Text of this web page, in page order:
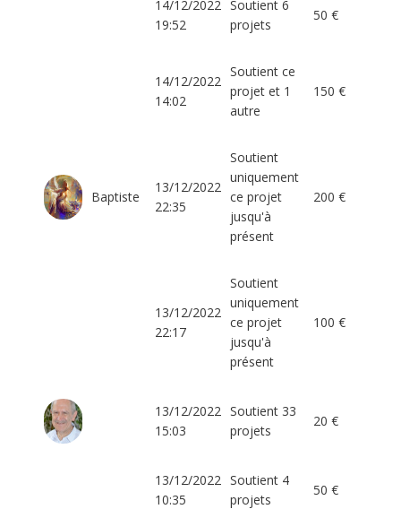
14/12/2022
19:52
Soutient 6
projets
50 €
14/12/2022
14:02
Soutient ce
projet et 1
autre
150 €
Baptiste
13/12/2022
22:35
Soutient
uniquement
ce projet
jusqu'à
présent
200 €
13/12/2022
22:17
Soutient
uniquement
ce projet
jusqu'à
présent
100 €
13/12/2022
15:03
Soutient 33
projets
20 €
13/12/2022
10:35
Soutient 4
projets
50 €